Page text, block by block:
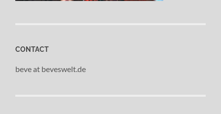
CONTACT
beve at beveswelt.de